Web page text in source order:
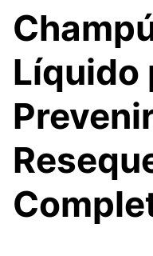
Líquido